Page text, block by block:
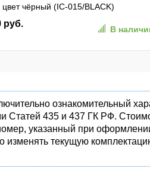
цвет чёрный (IC-015/BLACK)
руб.
В
ознакомительный
Статей 435 и 437 ГК РФ.
указанный при
изменять текущую